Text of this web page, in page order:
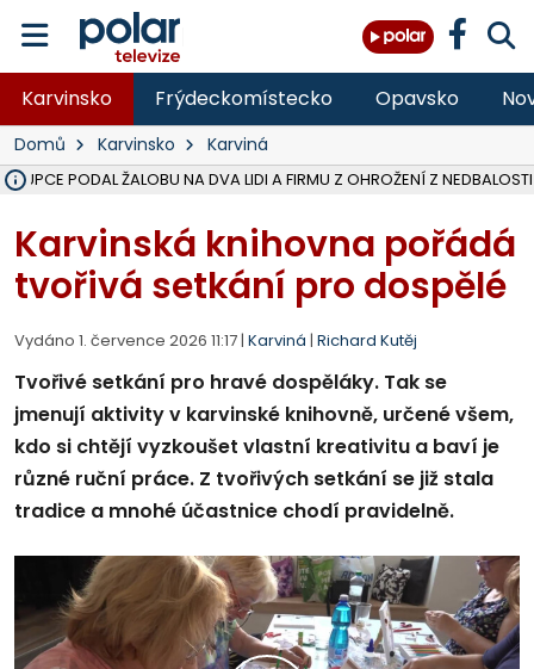
Karvinsko Frýdeckomístecko Opavsko
Domů Karvinsko Karviná
PODAL ŽALOBU NA DVA LIDI A FIRMU Z OHROŽENÍ Z NEDBALOSTI
Karvinská knihovna pořádá
tvořivá setkání pro dospělé
Vydáno 1. července 2026 11:17 | Karviná | Richard Kutěj
Tvořivé setkání pro hravé dospěláky. Tak se
jmenují aktivity v karvinské knihovně, určené všem,
kdo si chtějí vyzkoušet vlastní kreativitu a baví je
různé ruční práce. Z tvořivých setkání se již stala
tradice a mnohé účastnice chodí pravidelně.